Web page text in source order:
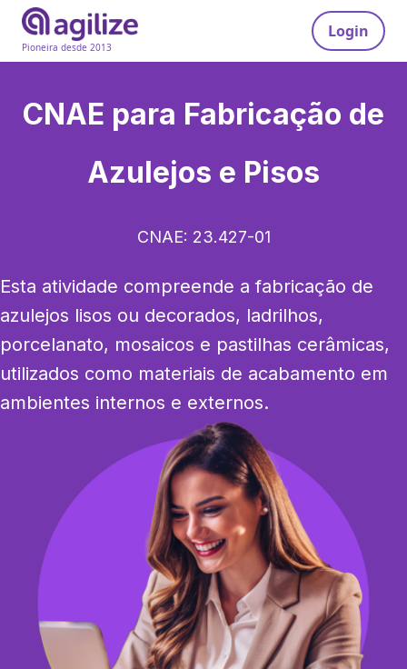
Pioneira desde 2013
Login
CNAE para Fabricação de
Azulejos e Pisos
CNAE: 23.427-01
Esta atividade compreende a fabricação de
azulejos lisos ou decorados, ladrilhos,
porcelanato, mosaicos e pastilhas cerâmicas,
utilizados como materiais de acabamento em
ambientes internos e externos.